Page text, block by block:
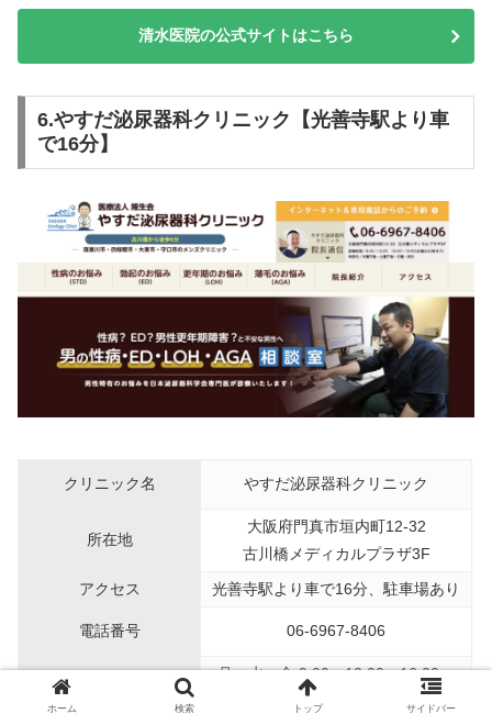
清水医院の公式サイトはこちら
6.やすだ泌尿器科クリニック【光善寺駅より車
で16分】
クリニック名 やすだ泌尿器科クリニック
所在地
大阪府門真市垣内町12-32
古川橋メディカルプラザ3F
アクセス
光善寺駅より車で16分、駐車場あり
電話番号 06-6967-8406
月〜水・金:9:00〜12:00、16:00〜
19:00
ホーム 検索 トップ サイドバー